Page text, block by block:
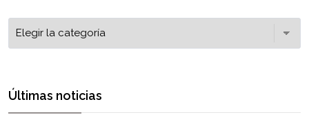
Últimas noticias